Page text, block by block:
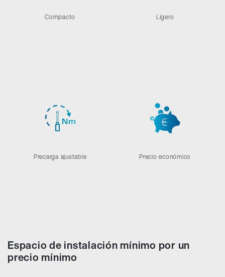
Compacto Ligero
Precarga ajustable Precio económico
Espacio de instalación mínimo por un
precio mínimo